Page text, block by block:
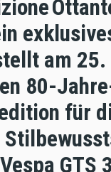
am
80-
für